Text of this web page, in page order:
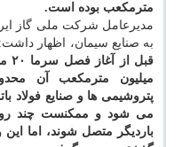
مترمکعب بوده است.
مدیرعامل شرکت ملی گاز
به صنایع سیمان، اظهار داشت:
میلیون مترمکعب آن
پتروشیمی ها و صنایع فولاد
می شود و ممکنست چند
باردیگر متصل شوند، اما